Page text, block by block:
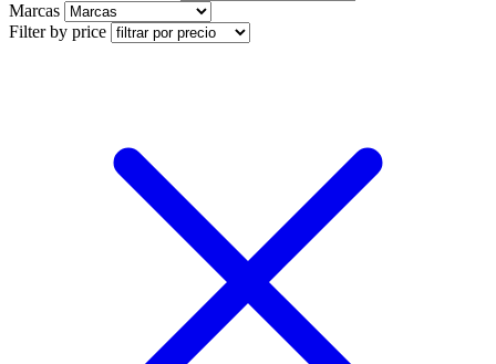
Marcas
Filter by price